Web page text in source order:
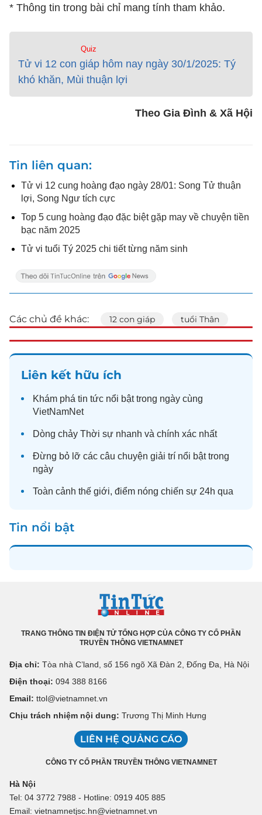
* Thông tin trong bài chỉ mang tính tham khảo.
Quiz
Tử vi 12 con giáp hôm nay ngày 30/1/2025: Tý
khó khăn, Mùi thuận lợi
Theo Gia Đình & Xã Hội
Tin liên quan
Tử vi 12 cung hoàng đạo ngày 28/01: Song Tử thuận
lợi, Song Ngư tích cực
Top 5 cung hoàng đạo đặc biệt gặp may về chuyện tiền
bạc năm 2025
Tử vi tuổi Tý 2025 chi tiết từng năm sinh
Các chủ đề khác: 12 con giáp tuổi Thân
Liên kết hữu ích
Khám phá tin tức nổi bật trong ngày cùng
VietNamNet
Dòng chảy Thời sự nhanh và chính xác nhất
Đừng bỏ lỡ các câu chuyện giải trí nổi bật trong
ngày
Toàn cảnh thế giới, điểm nóng chiến sự 24h qua
Tin nổi bật
TRANG THÔNG TIN ĐIỆN TỬ TỔNG HỢP CỦA CÔNG TY CỔ PHẦN
TRUYỀN THÔNG VIETNAMNET
Địa chỉ: Tòa nhà C’land, số 156 ngõ Xã Đàn 2, Đống Đa, Hà Nội
Điện thoại: 094 388 8166
Email: ttol@vietnamnet.vn
Chịu trách nhiệm nội dung: Trương Thị Minh Hưng
LIÊN HỆ QUẢNG CÁO
CÔNG TY CỔ PHẦN TRUYỀN THÔNG VIETNAMNET
Hà Nội
Tel: 04 3772 7988 - Hotline: 0919 405 885
Email: vietnamnetjsc.hn@vietnamnet.vn